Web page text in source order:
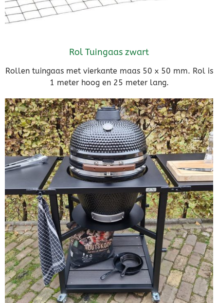
Rol Tuingaas zwart
Rollen tuingaas met vierkante maas 50 x 50 mm. Rol is
1 meter hoog en 25 meter lang.